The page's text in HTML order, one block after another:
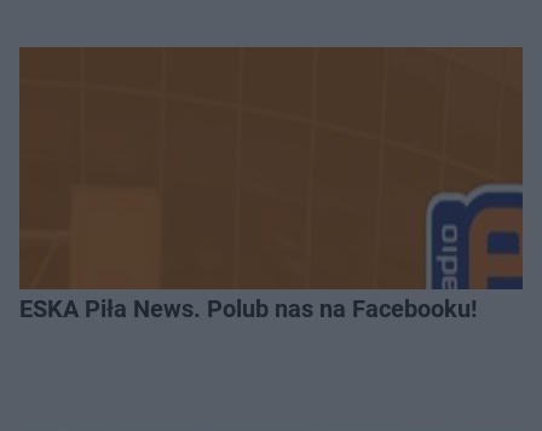
ESKA Piła News. Polub nas na Facebooku!